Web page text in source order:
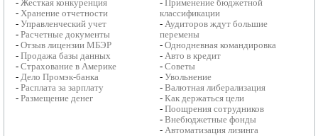
-Жесткая конкуренция
- Хранение отчетности
-Управленческий учет
-Расчетные документы
-Отзыв лицензии МБЭР
-Продажа базы данных
-Страхование в Америке
- Дело Промэк-банка
-Расплата за зарплату
-Размещение денег
-Применение бюджетной
классификации
- Аудиторов ждут большие
перемены
-Однодневная командировка
- Авто в кредит
-Советы
-Увольнение
-Валютная либерализация
-Как держаться цели
-Поощрения сотрудников
-Внебюджетные фонды
- Автоматизация лизинга